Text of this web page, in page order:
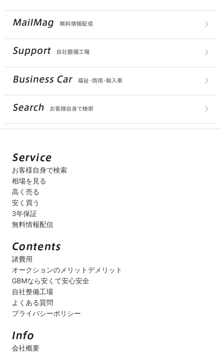
お客様自身で検索
相場を見る
高く売る
安く買う
3年保証
無料情報配信
諸費用
オークションのメリットデメリット
GBMなら安くて安心安全
自社整備工場
よくある質問
プライバシーポリシー
会社概要